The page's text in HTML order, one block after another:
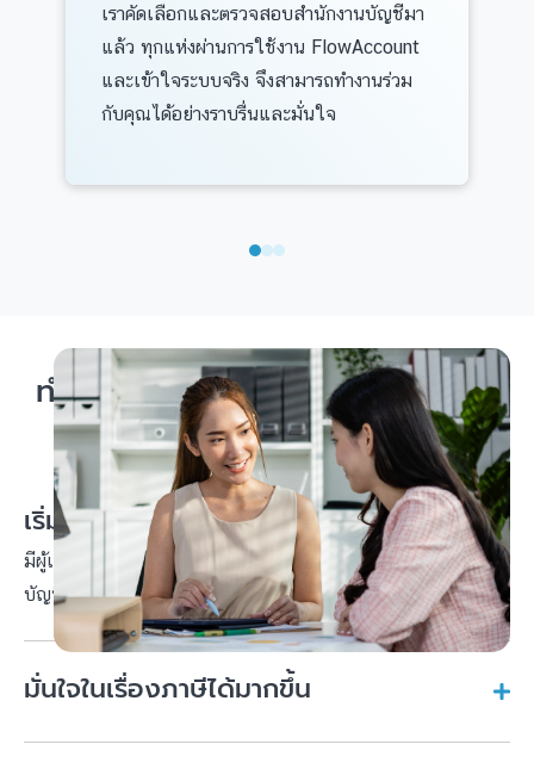
เราคัดเลือกและตรวจสอบสำนักงานบัญชีมา
แล้ว ทุกแห่งผ่านการใช้งาน FlowAccount
และเข้าใจระบบจริง จึงสามารถทำงานร่วม
กับคุณได้อย่างราบรื่นและมั่นใจ
ทำไมธุรกิจจำนวนมากเลือกใช้บริการ
สำนักงานบัญชี
เริ่มต้นจัดการบัญชีได้ทันที
มีผู้เชี่ยวชาญช่วยดูแลบัญชีให้ตั้งแต่วันแรกโดยไม่ต้องจัดตั้งทีม
บัญชีภายใน ทำให้เริ่มต้นได้ง่ายและคล่องตัว
มั่นใจในเรื่องภาษีได้มากขึ้น